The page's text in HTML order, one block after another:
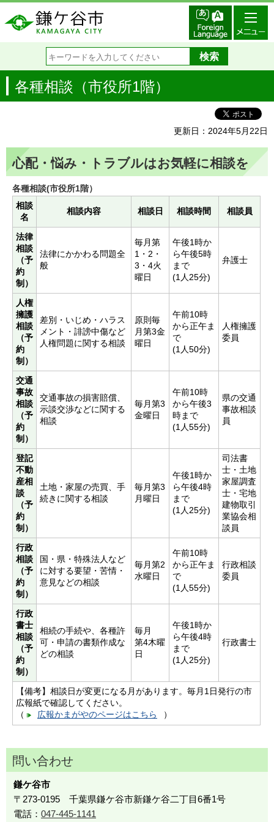
各種相談（市役所1階）
更新日：2024年5月22日
心配・悩み・トラブルはお気軽に相談を
各種相談(市役所1階）
相談
名
相談内容 相談日 相談時間 相談員
法律
相談
（予
約
制）
法律にかかわる問題全
般
毎月第
1・2・
3・4火
曜日
午後1時か
ら午後5時
まで
(1人25分)
弁護士
人権
擁護
相談
（予
約
制）
差別・いじめ・ハラス
メント・誹謗中傷など
人権問題に関する相談
原則毎
月第3金
曜日
午前10時
から正午ま
で
(1人50分)
人権擁護
委員
交通
事故
相談
（予
約
制）
交通事故の損害賠償、
示談交渉などに関する
相談
毎月第3
金曜日
午前10時
から午後3
時まで
(1人55分)
県の交通
事故相談
員
登記
不動
産相
談
（予
約
制）
土地・家屋の売買、手
続きに関する相談
毎月第3
月曜日
午後1時か
ら午後4時
まで
(1人25分)
司法書
士・土地
家屋調査
士・宅地
建物取引
業協会相
談員
行政
相談
（予
約
制）
国・県・特殊法人など
に対する要望・苦情・
意見などの相談
毎月第2
水曜日
午前10時
から正午ま
で
(1人55分)
行政相談
委員
行政
書士
相談
（予
約
制）
相続の手続や、各種許
可・申請の書類作成な
どの相談
毎月
第4木曜
日
午後1時か
ら午後4時
まで
(1人25分)
行政書士
【備考】相談日が変更になる月があります。毎月1日発行の市
広報紙で確認してください。
（
広報かまがやのページはこちら ）
問い合わせ
鎌ケ谷市
〒273-0195 千葉県鎌ケ谷市新鎌ケ谷二丁目6番1号
電話： 047-445-1141